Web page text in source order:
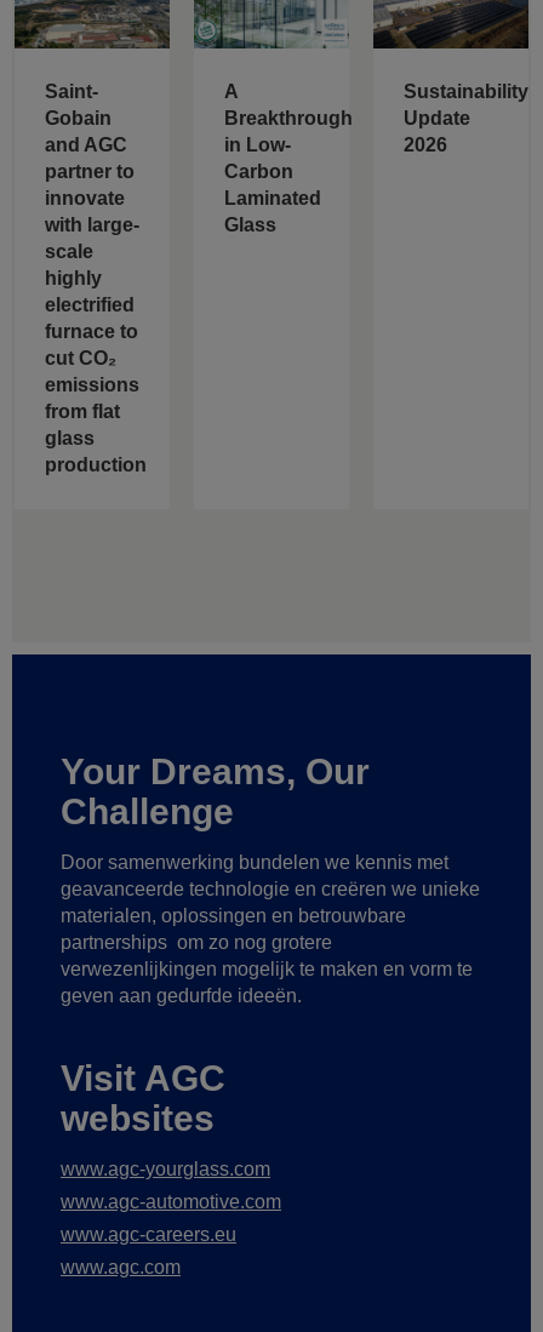
Saint-
Gobain
and AGC
partner to
innovate
with large-
scale
highly
electrified
furnace to
cut CO₂
emissions
from flat
glass
production
A
Breakthrough
in Low-
Carbon
Laminated
Glass
Sustainability
Update
2026
Your Dreams, Our
Challenge
Door samenwerking bundelen we kennis met
geavanceerde technologie en creëren we unieke
materialen, oplossingen en betrouwbare
partnerships om zo nog grotere
verwezenlijkingen mogelijk te maken en vorm te
geven aan gedurfde ideeën.
Visit AGC
websites
www.agc-yourglass.com
www.agc-automotive.com
www.agc-careers.eu
www.agc.com